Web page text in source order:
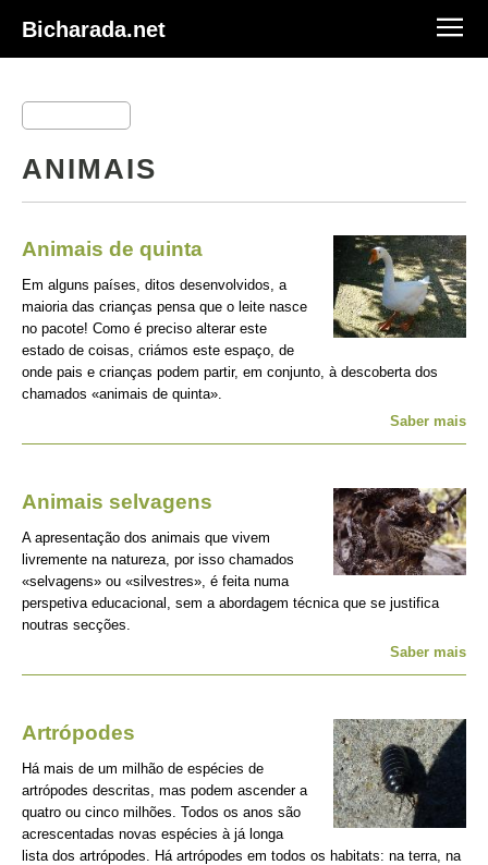
Bicharada.net
ANIMAIS
Animais de quinta
Em alguns países, ditos desenvolvidos, a
maioria das crianças pensa que o leite nasce
no pacote! Como é preciso alterar este
estado de coisas, criámos este espaço, de
onde pais e crianças podem partir, em conjunto, à descoberta dos
chamados «animais de quinta».
Saber mais
Animais selvagens
A apresentação dos animais que vivem
livremente na natureza, por isso chamados
«selvagens» ou «silvestres», é feita numa
perspetiva educacional, sem a abordagem técnica que se justifica
noutras secções.
Saber mais
Artrópodes
Há mais de um milhão de espécies de
artrópodes descritas, mas podem ascender a
quatro ou cinco milhões. Todos os anos são
acrescentadas novas espécies à já longa
lista dos artrópodes. Há artrópodes em todos os habitats: na terra, na